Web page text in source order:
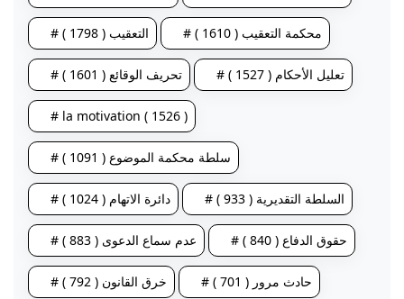
# التعقيب ( 1798 ) # محكمة التعقيب ( 1610 )
# تحريف الوقائع ( 1601 ) # تعليل الأحكام ( 1527 )
# la motivation ( 1526 )
# سلطة محكمة الموضوع ( 1091 )
# دائرة الاتهام ( 1024 ) # السلطة التقديرية ( 933 )
# عدم سماع الدعوى ( 883 ) # حقوق الدفاع ( 840 )
# خرق القانون ( 792 ) # حادث مرور ( 701 )